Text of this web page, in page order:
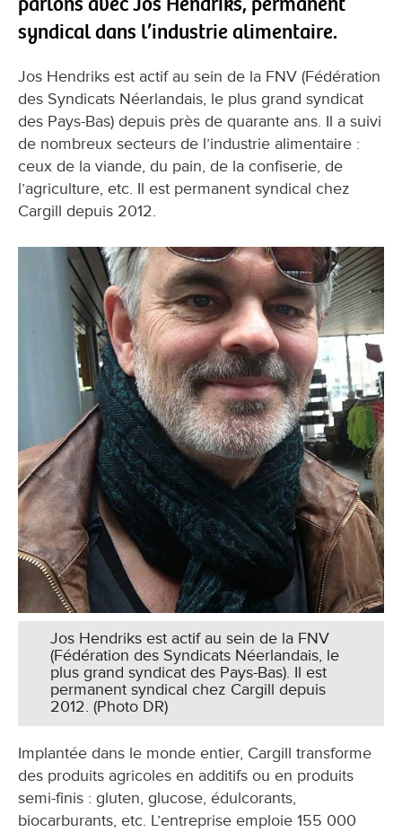
syndical dans l’industrie alimentaire.
Jos Hendriks est actif au sein de la FNV (Fédération
des Syndicats Néerlandais, le plus grand syndicat
des Pays-Bas) depuis près de quarante ans. Il a suivi
de nombreux secteurs de l’industrie alimentaire :
ceux de la viande, du pain, de la confiserie, de
l’agriculture, etc. Il est permanent syndical chez
Cargill depuis 2012.
Jos Hendriks est actif au sein de la FNV
(Fédération des Syndicats Néerlandais, le
plus grand syndicat des Pays-Bas). Il est
permanent syndical chez Cargill depuis
2012. (Photo DR)
Implantée dans le monde entier, Cargill transforme
des produits agricoles en additifs ou en produits
semi-finis : gluten, glucose, édulcorants,
biocarburants, etc. L’entreprise emploie 155 000